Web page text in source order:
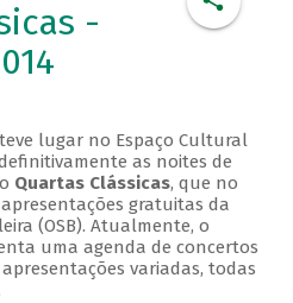
-
lugar no Espaço Cultural
definitivamente as noites de
Quartas Clássicas, que no
gratuitas da
(OSB). Atualmente, o
uma agenda de concertos
variadas, todas